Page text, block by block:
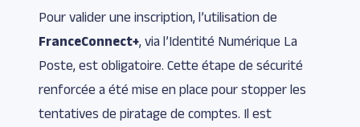
Pour valider une inscription, l’utilisation de
FranceConnect+, via l’Identité Numérique La
Poste, est obligatoire. Cette étape de sécurité
renforcée a été mise en place pour stopper les
tentatives de piratage de comptes. Il est